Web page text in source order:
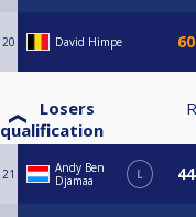
20 David Himpe
Losers
qualification
21
Andy Ben
Djamaa
L